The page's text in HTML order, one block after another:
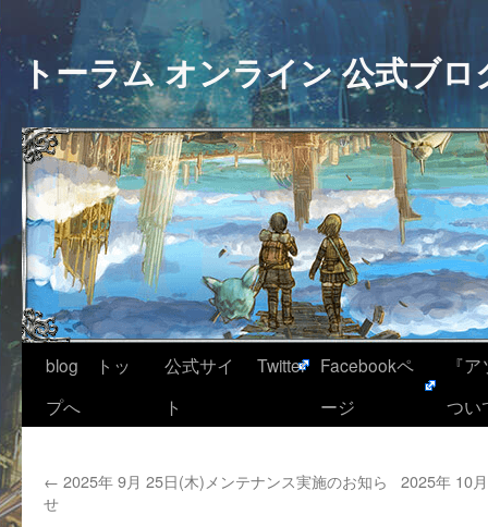
トーラム オンライン 公式ブロ
blog トッ
プへ
公式サイ
ト
Twitter
Facebookペ
ージ
『
つい
← 2025年 9月 25日(木)メンテナンス実施のお知ら
せ
2025年 10